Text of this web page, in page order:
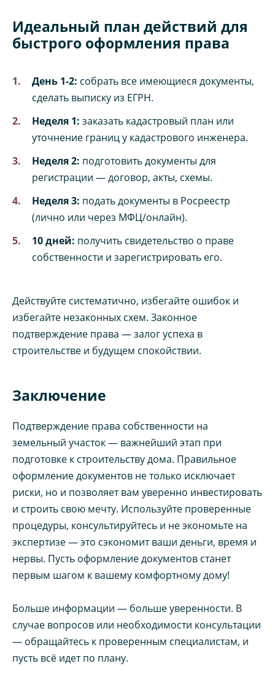
Идеальный план действий для
быстрого оформления права
День 1-2: собрать все имеющиеся документы,
сделать выписку из ЕГРН.
Неделя 1: заказать кадастровый план или
уточнение границ у кадастрового инженера.
Неделя 2: подготовить документы для
регистрации — договор, акты, схемы.
Неделя 3: подать документы в Росреестр
(лично или через МФЦ/онлайн).
10 дней: получить свидетельство о праве
собственности и зарегистрировать его.
Действуйте систематично, избегайте ошибок и
избегайте незаконных схем. Законное
подтверждение права — залог успеха в
строительстве и будущем спокойствии.
Заключение
Подтверждение права собственности на
земельный участок — важнейший этап при
подготовке к строительству дома. Правильное
оформление документов не только исключает
риски, но и позволяет вам уверенно инвестировать
и строить свою мечту. Используйте проверенные
процедуры, консультируйтесь и не экономьте на
экспертизе — это сэкономит ваши деньги, время и
нервы. Пусть оформление документов станет
первым шагом к вашему комфортному дому!
Больше информации — больше уверенности. В
случае вопросов или необходимости консультации
— обращайтесь к проверенным специалистам, и
пусть всё идет по плану.